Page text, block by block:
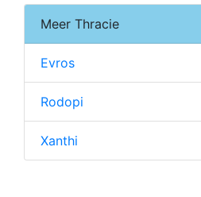
Meer Thracie
Evros
Rodopi
Xanthi